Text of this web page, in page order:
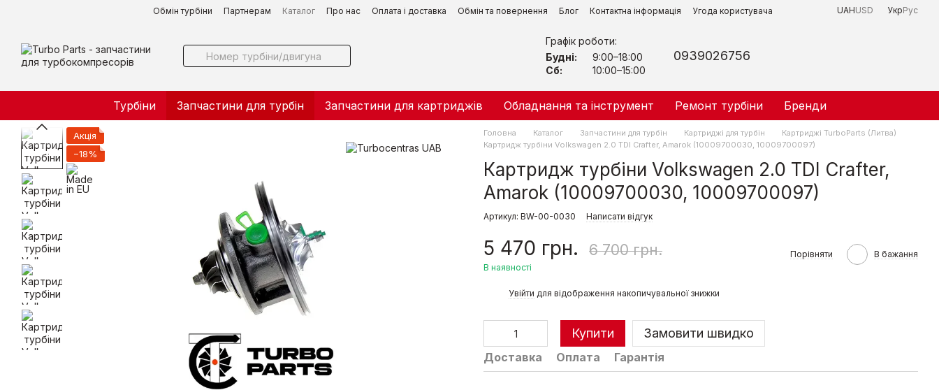
Перейти до основного контентуОбмін турбіни Партнерам Каталог Про нас Оплата і доставка Обмін та повернення Блог Контактна інформація Угода користувача UAHUSD УкрРус
Графік роботи:
Будні:
9:00–18:00
Сб:
10:00–15:00
0939026756
Турбіни Запчастини для турбін Запчастини для картриджів Обладнання та інструмент Ремонт турбіни Бренди
Акція
−18%
Головна Каталог Запчастини для турбін Картриджі для турбін
Картриджі TurboParts (Литва)
Картридж турбіни Volkswagen 2.0 TDI Crafter, Amarok (10009700030, 10009700097)
Картридж турбіни Volkswagen 2.0 TDI Crafter,
Amarok (10009700030, 10009700097)
Артикул: BW-00-0030 Написати відгук
5 470 грн. 6 700 грн.
В наявності
Порівняти В бажання
Увійти для відображення накопичувальної знижки
Купити Замовити швидко
Доставка Оплата Гарантія